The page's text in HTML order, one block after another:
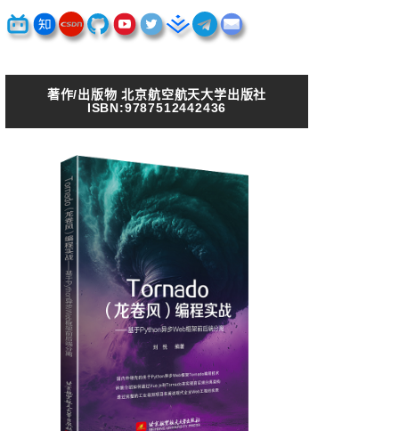
著作/出版物 北京航空航天大学出版社
ISBN:9787512442436